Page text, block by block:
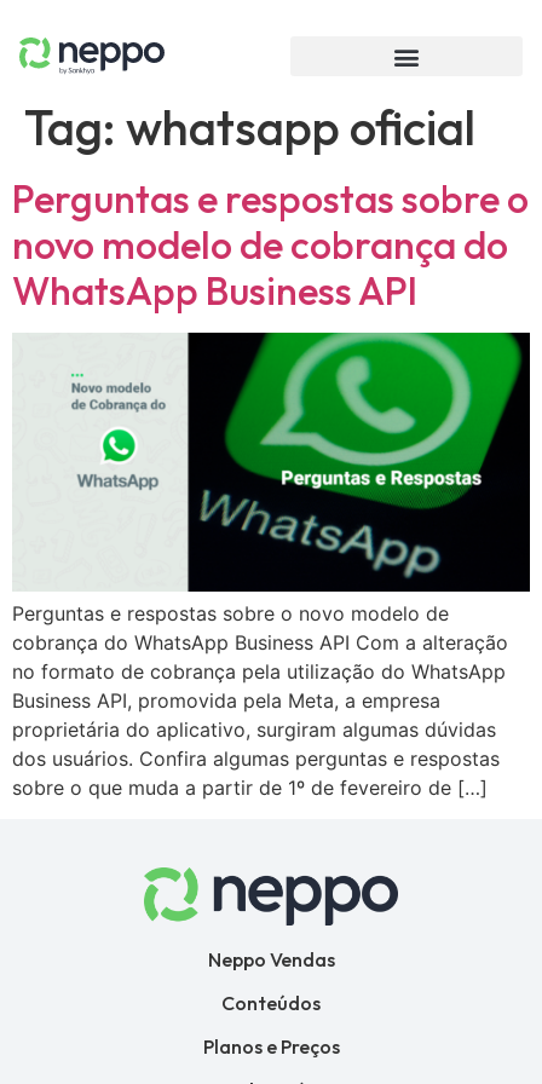
Tag: whatsapp oficial
Perguntas e respostas sobre o
novo modelo de cobrança do
WhatsApp Business API
Perguntas e respostas sobre o novo modelo de
cobrança do WhatsApp Business API Com a alteração
no formato de cobrança pela utilização do WhatsApp
Business API, promovida pela Meta, a empresa
proprietária do aplicativo, surgiram algumas dúvidas
dos usuários. Confira algumas perguntas e respostas
sobre o que muda a partir de 1º de fevereiro de […]
Neppo Vendas
Conteúdos
Planos e Preços